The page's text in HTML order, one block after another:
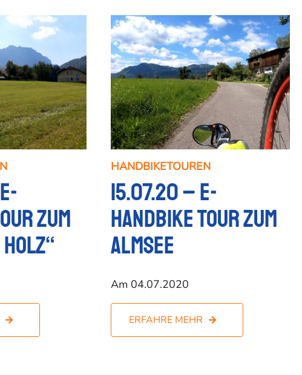
zum
HANDBIKETOUREN
15.07.20 – E-
Handbike Tour zum
Almsee
Am 04.07.2020
ERFAHRE MEHR